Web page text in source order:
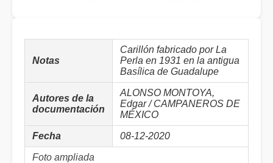
Notas
Carillón fabricado por La
Perla en 1931 en la antigua
Basílica de Guadalupe
Autores de la
documentación
ALONSO MONTOYA,
Edgar / CAMPANEROS DE
MÉXICO
Fecha 08-12-2020
Foto ampliada